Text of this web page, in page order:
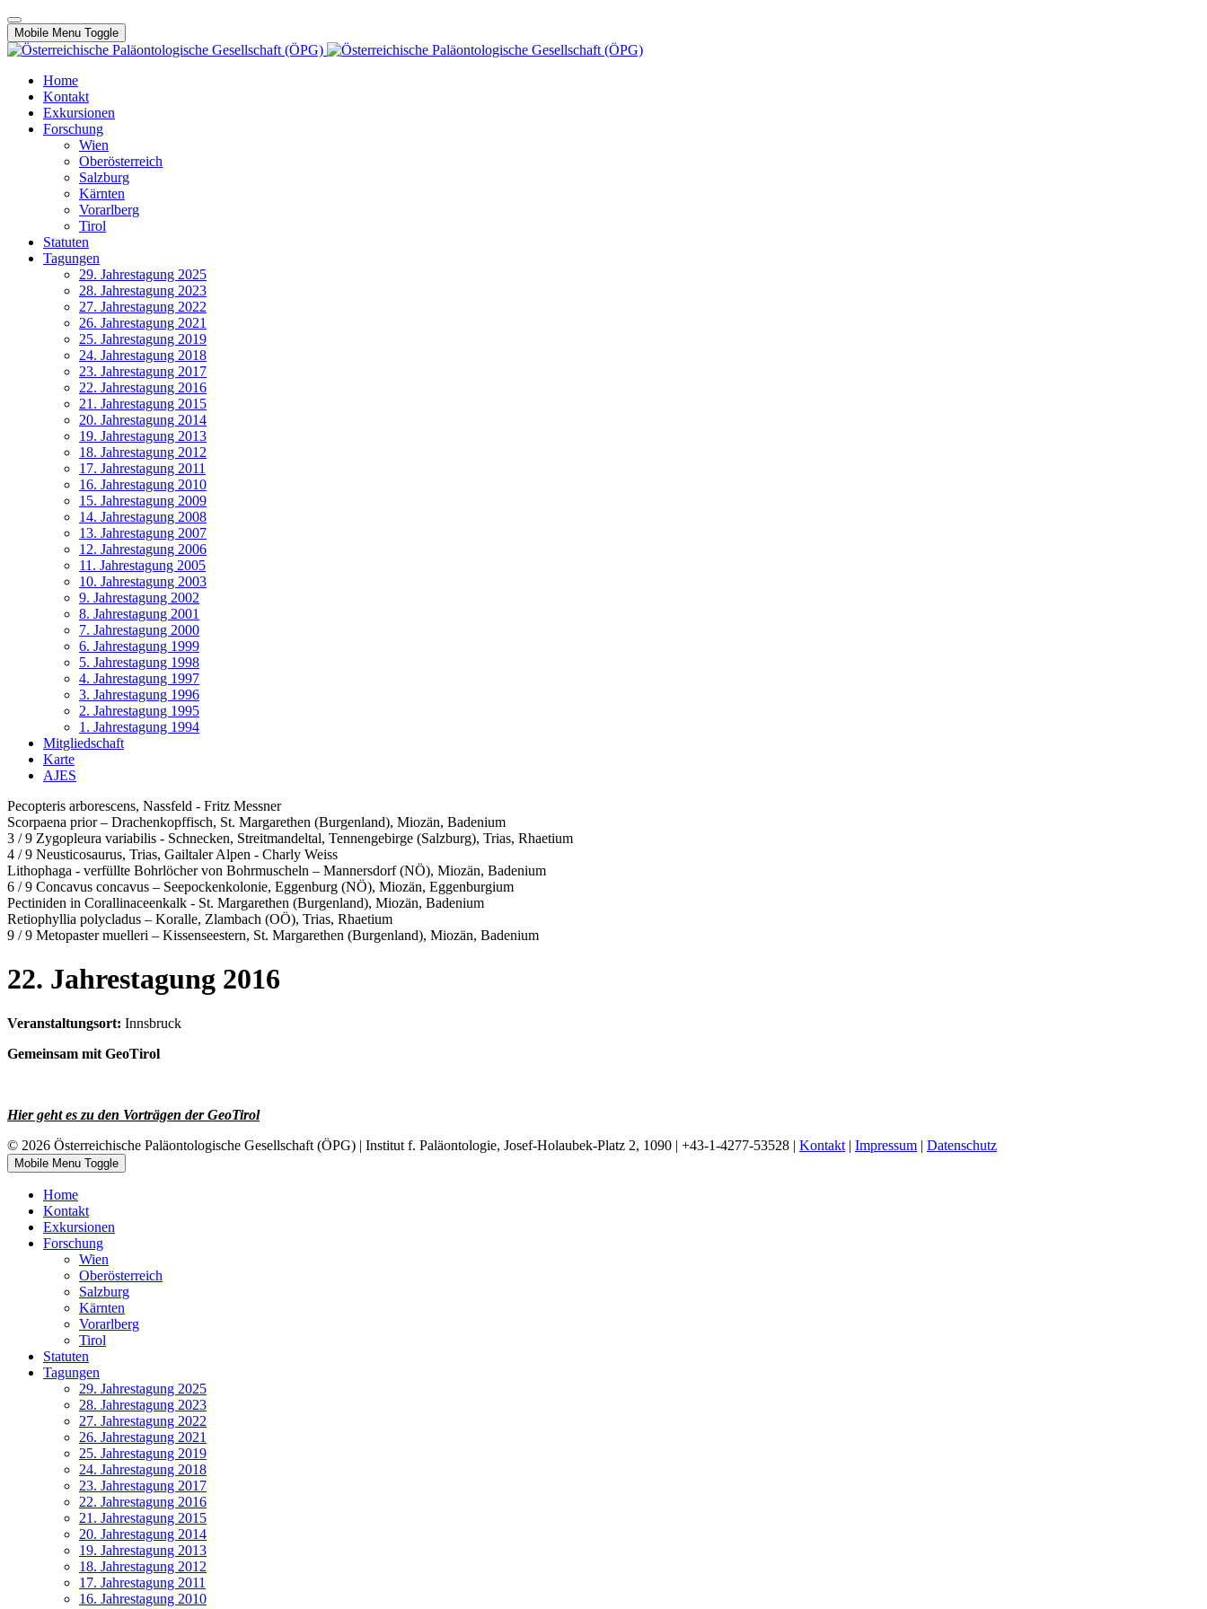
Mobile Menu Toggle
Home
Kontakt
Exkursionen
Forschung
Wien
Oberösterreich
Salzburg
Kärnten
Vorarlberg
Tirol
Statuten
Tagungen
29. Jahrestagung 2025
28. Jahrestagung 2023
27. Jahrestagung 2022
26. Jahrestagung 2021
25. Jahrestagung 2019
24. Jahrestagung 2018
23. Jahrestagung 2017
22. Jahrestagung 2016
21. Jahrestagung 2015
20. Jahrestagung 2014
19. Jahrestagung 2013
18. Jahrestagung 2012
17. Jahrestagung 2011
16. Jahrestagung 2010
15. Jahrestagung 2009
14. Jahrestagung 2008
13. Jahrestagung 2007
12. Jahrestagung 2006
11. Jahrestagung 2005
10. Jahrestagung 2003
9. Jahrestagung 2002
8. Jahrestagung 2001
7. Jahrestagung 2000
6. Jahrestagung 1999
5. Jahrestagung 1998
4. Jahrestagung 1997
3. Jahrestagung 1996
2. Jahrestagung 1995
1. Jahrestagung 1994
Mitgliedschaft
Karte
AJES
Pecopteris arborescens, Nassfeld - Fritz Messner
Scorpaena prior – Drachenkopffisch, St. Margarethen (Burgenland), Miozän, Badenium
3 / 9 Zygopleura variabilis - Schnecken, Streitmandeltal, Tennengebirge (Salzburg), Trias, Rhaetium
4 / 9 Neusticosaurus, Trias, Gailtaler Alpen - Charly Weiss
Lithophaga - verfüllte Bohrlöcher von Bohrmuscheln – Mannersdorf (NÖ), Miozän, Badenium
6 / 9 Concavus concavus – Seepockenkolonie, Eggenburg (NÖ), Miozän, Eggenburgium
Pectiniden in Corallinaceenkalk - St. Margarethen (Burgenland), Miozän, Badenium
Retiophyllia polycladus – Koralle, Zlambach (OÖ), Trias, Rhaetium
9 / 9 Metopaster muelleri – Kissenseestern, St. Margarethen (Burgenland), Miozän, Badenium
22. Jahrestagung 2016
Veranstaltungsort: Innsbruck
Gemeinsam mit GeoTirol
Hier geht es zu den Vorträgen der GeoTirol
© 2026 Österreichische Paläontologische Gesellschaft (ÖPG) | Institut f. Paläontologie, Josef-Holaubek-Platz 2, 1090 | +43-1-4277-53528 | Kontakt | Impressum | Datenschutz
Mobile Menu Toggle
Home
Kontakt
Exkursionen
Forschung
Wien
Oberösterreich
Salzburg
Kärnten
Vorarlberg
Tirol
Statuten
Tagungen
29. Jahrestagung 2025
28. Jahrestagung 2023
27. Jahrestagung 2022
26. Jahrestagung 2021
25. Jahrestagung 2019
24. Jahrestagung 2018
23. Jahrestagung 2017
22. Jahrestagung 2016
21. Jahrestagung 2015
20. Jahrestagung 2014
19. Jahrestagung 2013
18. Jahrestagung 2012
17. Jahrestagung 2011
16. Jahrestagung 2010